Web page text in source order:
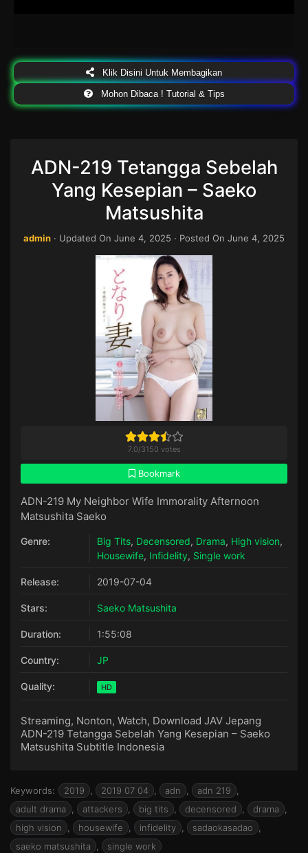
Klik Disini Untuk Membagikan
Mohon Dibaca ! Tutorial & Tips
ADN-219 Tetangga Sebelah
Yang Kesepian – Saeko
Matsushita
admin · Updated On June 4, 2025 · Posted On June 4, 2025
7.0/3150 votes
Bookmark
ADN-219 My Neighbor Wife Immorality Afternoon
Matsushita Saeko
Genre: Big Tits, Decensored, Drama, High vision,
Housewife, Infidelity, Single work
Release: 2019-07-04
Stars: Saeko Matsushita
Duration: 1:55:08
Country: JP
Quality: HD
Streaming, Nonton, Watch, Download JAV Jepang
ADN-219 Tetangga Sebelah Yang Kesepian – Saeko
Matsushita Subtitle Indonesia
Keywords: 2019 , 2019 07 04 , adn , adn 219
,
adult drama
, attackers , big tits , decensored , drama
,
high vision
, housewife , infidelity , sadaokasadao
,
saeko matsushita
, single work